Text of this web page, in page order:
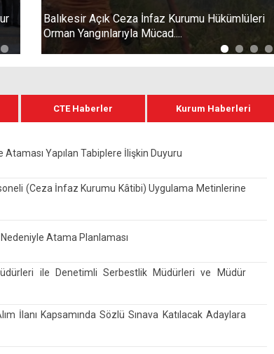
CTE Futbol Takımı 2026 Kamu Futbol
Turnuvasında İkinci Oldu
Balıkesir Açık Ceza İnfaz Kurumu Hükümlüleri
Orman Yangınlarıyla Mücad....
CTE Haberler Kurum Haberleri
Yapılan Tabiplere İlişkin Duyuru
(Ceza İnfaz Kurumu Kâtibi) Uygulama Metinlerine
Atama Planlaması
ile Denetimli Serbestlik Müdürleri ve Müdür
İlanı Kapsamında Sözlü Sınava Katılacak Adaylara